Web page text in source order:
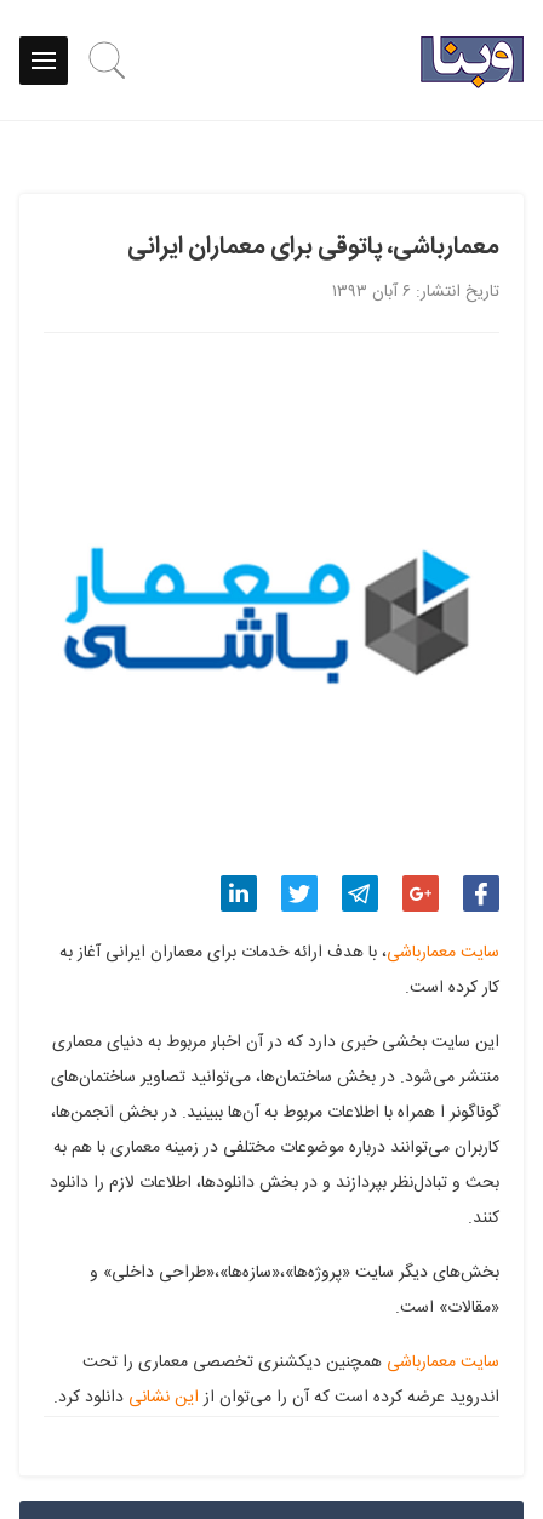
معمارباشی، پاتوقی برای معماران ایرانی
تاریخ انتشار: ۶ آبان ۱۳۹۳
گذاری
فیسبوک
گذاری
گوگل
پلاس
تلگرام
در
توییتر
در
لینکدین
سایت معمارباشی، با هدف ارائه خدمات برای معماران ایرانی آغاز به
کار کرده است.
این سایت بخشی خبری دارد که در آن اخبار مربوط به دنیای معماری
منتشر می‌شود. در بخش ساختمان‌ها، می‌توانید تصاویر ساختمان‌های
گوناگونر ا همراه با اطلاعات مربوط به آن‌ها ببینید. در بخش انجمن‌ها،
کاربران می‌توانند درباره موضوعات مختلفی در زمینه معماری با هم به
بحث و تبادل‌نظر بپردازند و در بخش دانلودها، اطلاعات لازم را دانلود
کنند.
بخش‌های دیگر سایت «پروژه‌ها»،‌«سازه‌ها»،‌«طراحی داخلی» و
«مقالات» است.
سایت معمارباشی همچنین دیکشنری تخصصی معماری را تحت
اندروید عرضه کرده است که آن را می‌توان ازاین نشانی دانلود کرد.